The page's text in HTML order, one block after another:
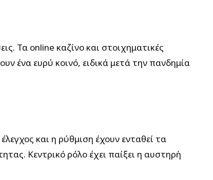
Τα online καζίνο και στοιχηματικές
ένα ευρύ κοινό, ειδικά μετά την πανδημία
και η ρύθμιση έχουν ενταθεί τα
Κεντρικό ρόλο έχει παίξει η αυστηρή